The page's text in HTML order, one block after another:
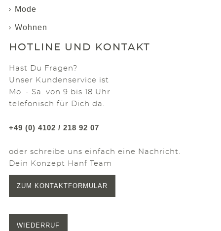
Mode
Wohnen
HOTLINE UND KONTAKT
Hast Du Fragen?
Unser Kundenservice ist
Mo. - Sa. von 9 bis 18 Uhr
telefonisch für Dich da.
+49 (0) 4102 / 218 92 07
oder schreibe uns einfach eine Nachricht.
Dein Konzept Hanf Team
ZUM KONTAKTFORMULAR
WIEDERRUF